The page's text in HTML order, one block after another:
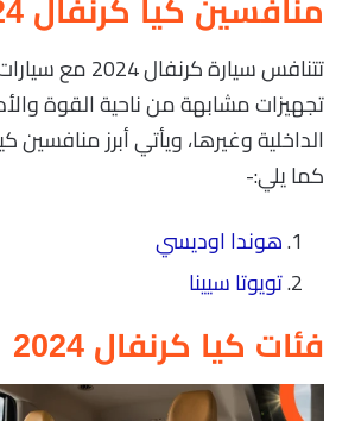
منافسين كيا كرنفال 2024
تتنافس سيارة
تجهيزات مشابهة من ناحية القوة
كما يلي:-
هوندا اوديسي
تويوتا سيينا
فئات كيا كرنفال 2024